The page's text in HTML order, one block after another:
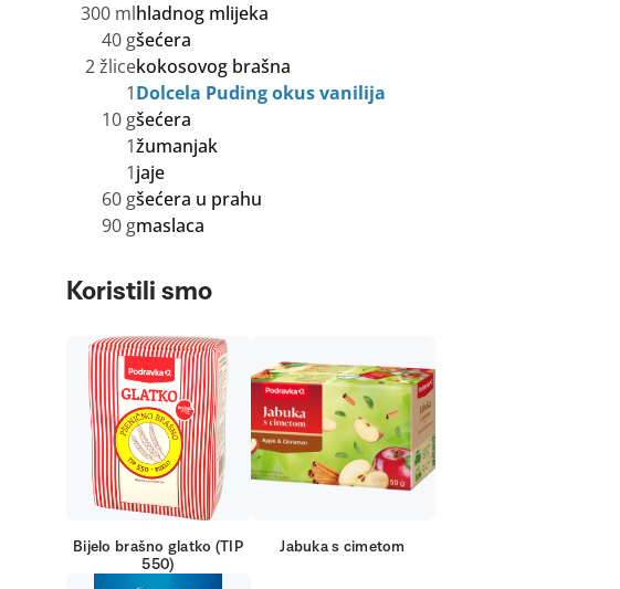
300 mlhladnog mlijeka
40 gšećera
2 žlicekokosovog brašna
1Dolcela Puding okus vanilija
10 gšećera
1žumanjak
1jaje
60 gšećera u prahu
90 gmaslaca
Koristili smo
Bijelo brašno glatko (TIP
550)
Jabuka s cimetom